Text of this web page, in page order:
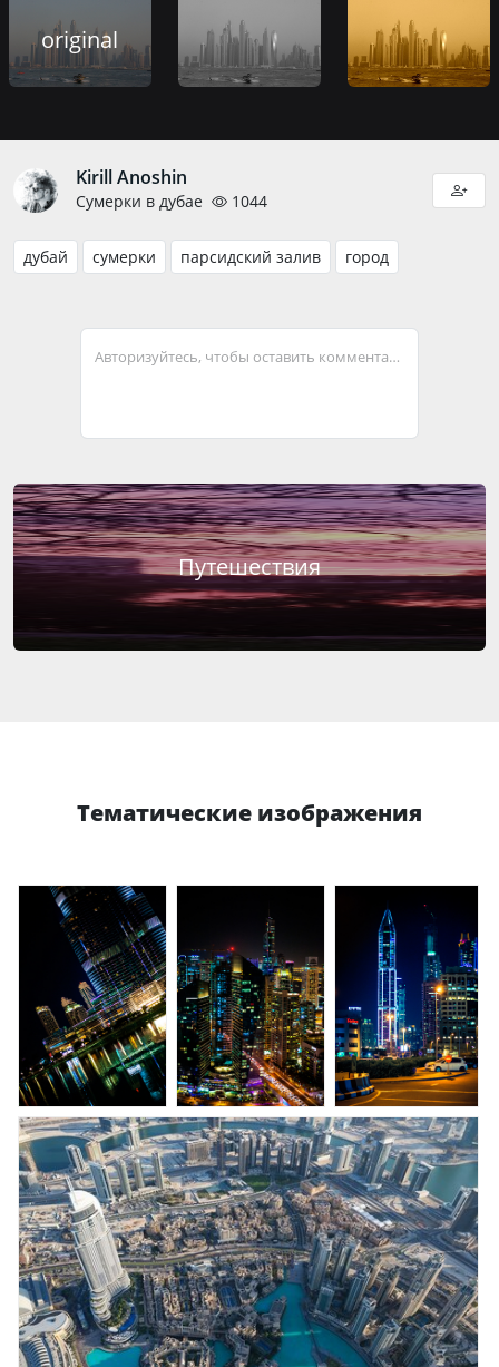
original
Kirill Anoshin
Сумерки в дубае 1044
дубай сумерки парсидский залив город
Авторизуйтесь, чтобы оставить комментарий
Путешествия
Тематические изображения